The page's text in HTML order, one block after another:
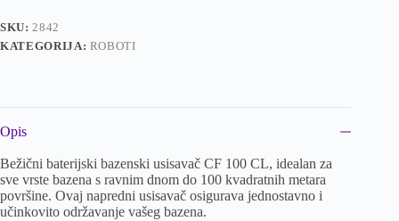
SKU:2842
KATEGORIJA: ROBOTI
Opis
Bežični baterijski bazenski usisavač CF 100 CL, idealan za
sve vrste bazena s ravnim dnom do 100 kvadratnih metara
površine. Ovaj napredni usisavač osigurava jednostavno i
učinkovito održavanje vašeg bazena.